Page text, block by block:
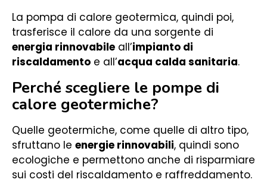
La pompa di calore geotermica, quindi poi,
trasferisce il calore da una sorgente di
energia rinnovabile all’impianto di
riscaldamento e all’acqua calda sanitaria.
Perché scegliere le pompe di
calore geotermiche?
Quelle geotermiche, come quelle di altro tipo,
sfruttano le energie rinnovabili, quindi sono
ecologiche e permettono anche di risparmiare
sui costi del riscaldamento e raffreddamento.